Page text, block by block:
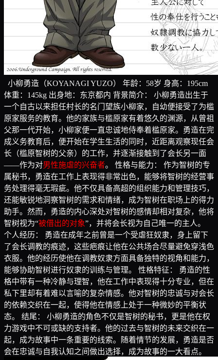
小柳勇造（KOYANAGI YUZO） 年龄：58岁 身高：195cm
体重：145kg 出身地：东京都内 背景简介： 小柳勇造出生于
一个自古以来担任村长的名门望族小柳家，自幼便接受了为槛
原家服务的教育。他的家族与槛原家有着悠久的渊源，从曾祖
父那一代开始，小柳家便一直忠诚地侍奉着槛原家。勇造在完
成义务教育后，便开始在学生生活的同时，近距离观察现任会
长（槛原智树的父亲）的工作，并逐渐接触到了会长另一面
——作为对男性施虐的兴奋者。 性格与能力： 作为智树的专
属秘书，勇造在工作上表现得非常出色，能够将智树的经营事
务处理得毫无瑕疵。他不仅具备高超的组织能力和管理技巧，
还能敏锐地洞察智树的需求和情绪，成为智树在职场上的得力
助手。然而，勇造的内心深处对智树的感情却相对复杂，他将
智树视为“被借出的对象”，并将会长视为自己唯一的主人。
个人经历： 勇造在成年之前曾是一个受虐狂奴隶，身上留下
了会长调教的痕迹，这些疤痕让他在公共场合尽量避免穿浅色
衣服。他的经历使他在调教奴隶方面具备独特的视角和能力，
能够协助智树进行奴隶的训练与管理。 性格特征： 勇造的性
格中带有一种冷静与理智，他在工作中表现得十分专业，但在
私下里却有着难以言喻的复杂情感。他对智树的忠诚与对会长
的依赖交织在一起，使得他在情感上处于一种微妙的平衡状
态。 结尾： 小柳勇造的角色不仅是智树的秘书，更是他在权
力游戏中不可或缺的支持者。他的过去与智树的未来交织在一
起，成为故事中一条重要的线索。随着情节的发展，勇造是否
会在忠诚与自我认知之间做出选择，成为故事的一大看点。